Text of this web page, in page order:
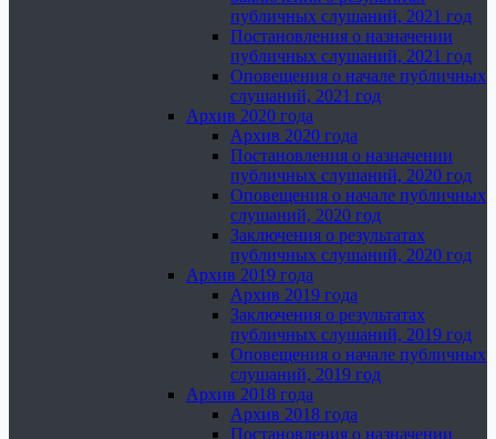
публичных слушаний, 2021 год
Постановления о назначении
публичных слушаний, 2021 год
Оповещения о начале публичных
слушаний, 2021 год
Архив 2020 года
Архив 2020 года
Постановления о назначении
публичных слушаний, 2020 год
Оповещения о начале публичных
слушаний, 2020 год
Заключения о результатах
публичных слушаний, 2020 год
Архив 2019 года
Архив 2019 года
Заключения о результатах
публичных слушаний, 2019 год
Оповещения о начале публичных
слушаний, 2019 год
Архив 2018 года
Архив 2018 года
Постановления о назначении